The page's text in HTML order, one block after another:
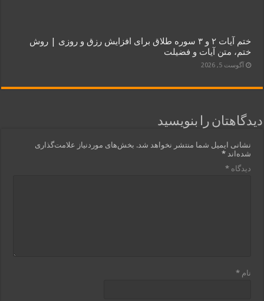
ختم آیات ۲ و ۳ سوره طلاق برای افزایش رزق و روزی | روش
ختم، متن آیات و فضیلت
آگوست 5, 2026
دیدگاهتان را بنویسید
نشانی ایمیل شما منتشر نخواهد شد. بخش‌های موردنیاز علامت‌گذاری
شده‌اند*
دیدگاه*
نام*